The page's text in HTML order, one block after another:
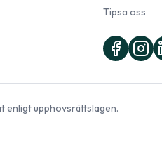
Tipsa oss
enligt upphovsrättslagen.